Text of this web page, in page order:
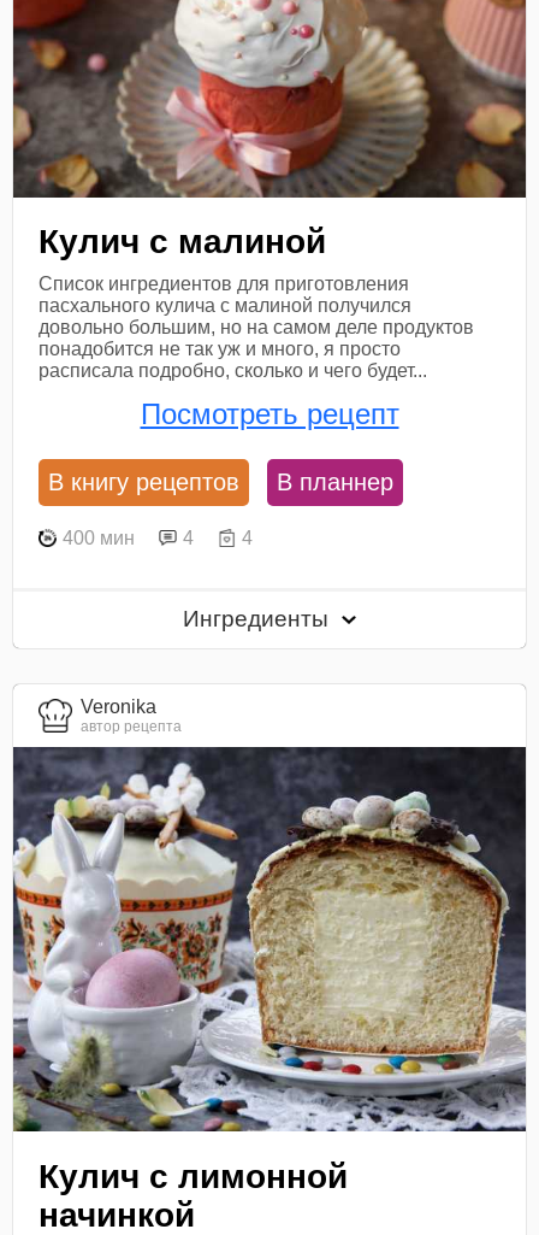
Кулич с малиной
Список ингредиентов для приготовления
пасхального кулича с малиной получился
довольно большим, но на самом деле продуктов
понадобится не так уж и много, я просто
расписала подробно, сколько и чего будет...
Посмотреть рецепт
В книгу рецептов В планнер
400 мин 4 4
Ингредиенты
Veronika
автор рецепта
Кулич с лимонной
начинкой